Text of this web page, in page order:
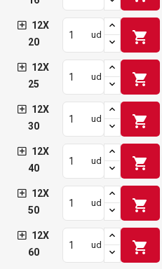
12X
20
ud shopping_cart
12X
25
ud shopping_cart
12X
30
ud shopping_cart
12X
40
ud shopping_cart
12X
50
ud shopping_cart
12X
60
ud shopping_cart